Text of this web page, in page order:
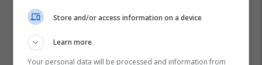
Store and/or access information on a device
Learn more
Your personal data will be processed and information from